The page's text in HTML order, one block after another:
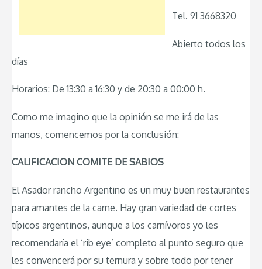
Tel. 91 3668320
Abierto todos los
días
Horarios: De 13:30 a 16:30 y de 20:30 a 00:00 h.
Como me imagino que la opinión se me irá de las
manos, comencemos por la conclusión:
CALIFICACION COMITE DE SABIOS
El Asador rancho Argentino es un muy buen restaurantes
para amantes de la carne. Hay gran variedad de cortes
típicos argentinos, aunque a los carnívoros yo les
recomendaría el ‘rib eye’ completo al punto seguro que
les convencerá por su ternura y sobre todo por tener